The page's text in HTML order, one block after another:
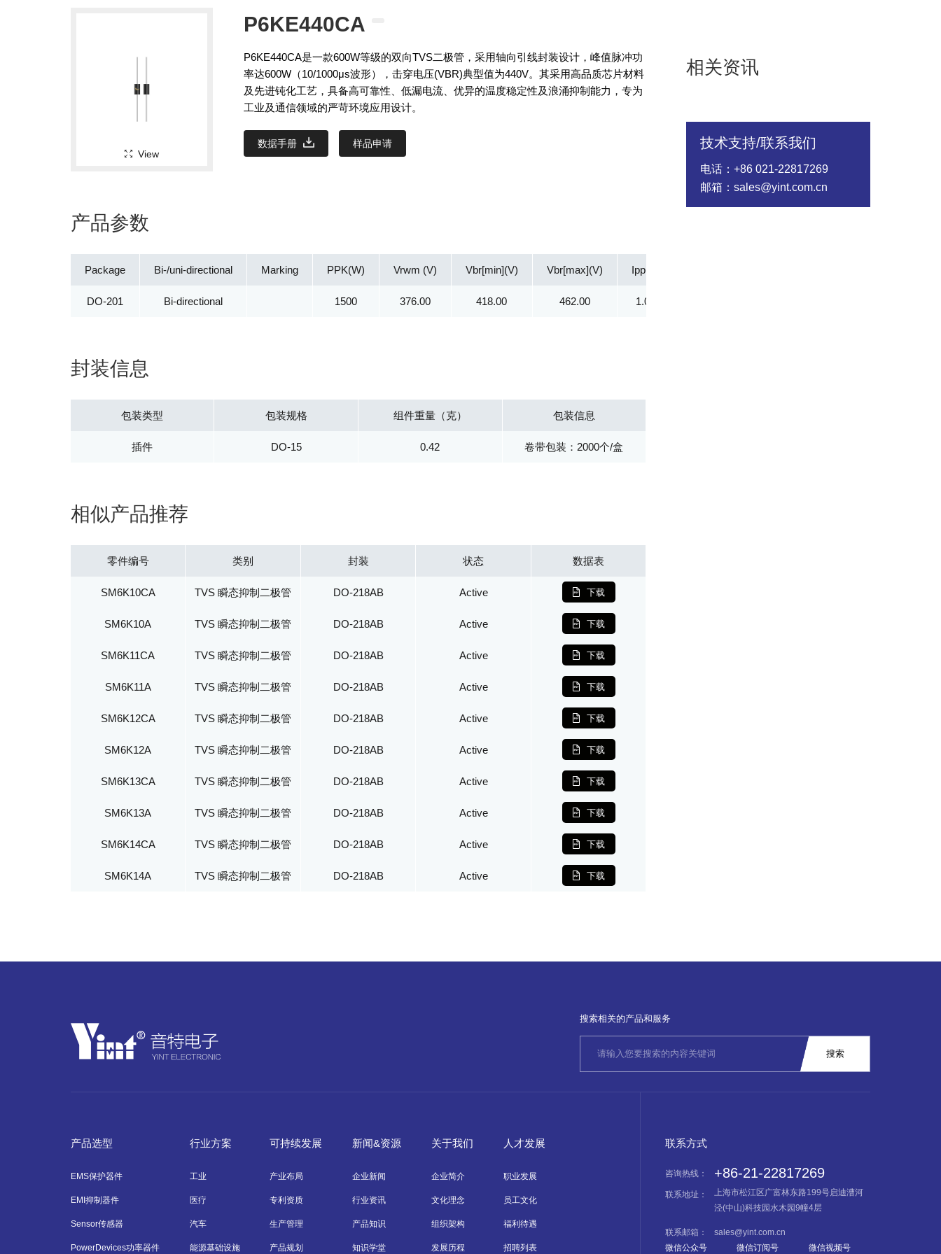
View
P6KE440CA
P6KE440CA是一款600W等级的双向TVS二极管，采用轴向引线封装设计，峰值脉冲功
率达600W（10/1000μs波形），击穿电压(VBR)典型值为440V。其采用高品质芯片材料
及先进钝化工艺，具备高可靠性、低漏电流、优异的温度稳定性及浪涌抑制能力，专为
工业及通信领域的严苛环境应用设计。
数据手册 样品申请
产品参数
Package
DO-201
Bi-/uni-directional
Bi-directional
Marking PPK(W)
1500
Vrwm (V)
376.00
Vbr[min](V)
418.00
Vbr[max](V)
462.00
Ipp(A)
1.00
封装信息
包装类型
插件
包装规格
DO-15
组件重量（克）
0.42
包装信息
卷带包装：2000个/盒
相似产品推荐
零件编号 类别 封装 状态 数据表
SM6K10CA TVS 瞬态抑制二极管 DO-218AB Active 下载
SM6K10A TVS 瞬态抑制二极管 DO-218AB Active 下载
SM6K11CA TVS 瞬态抑制二极管 DO-218AB Active 下载
SM6K11A TVS 瞬态抑制二极管 DO-218AB Active 下载
SM6K12CA TVS 瞬态抑制二极管 DO-218AB Active 下载
SM6K12A TVS 瞬态抑制二极管 DO-218AB Active 下载
SM6K13CA TVS 瞬态抑制二极管 DO-218AB Active 下载
SM6K13A TVS 瞬态抑制二极管 DO-218AB Active 下载
SM6K14CA TVS 瞬态抑制二极管 DO-218AB Active 下载
SM6K14A TVS 瞬态抑制二极管 DO-218AB Active 下载
相关资讯
技术支持/联系我们
电话：+86 021-22817269
邮箱：sales@yint.com.cn
搜索相关的产品和服务
产品选型
EMS保护器件
EMI抑制器件
Sensor传感器
PowerDevices功率器件
行业方案
工业
医疗
汽车
能源基础设施
可持续发展
产业布局
专利资质
生产管理
产品规划
新闻&资源
企业新闻
行业资讯
产品知识
知识学堂
关于我们
企业简介
文化理念
组织架构
发展历程
人才发展
职业发展
员工文化
福利待遇
招聘列表
联系方式
咨询热线： +86-21-22817269
联系地址：
上海市松江区广富林东路199号启迪漕河
泾(中山)科技园水木园9幢4层
联系邮箱：
sales@yint.com.cn
微信公众号
微信订阅号 微信视频号